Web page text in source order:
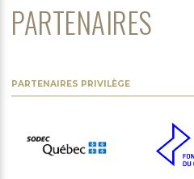
PARTENAIRES
PARTENAIRES PRIVILÈGE